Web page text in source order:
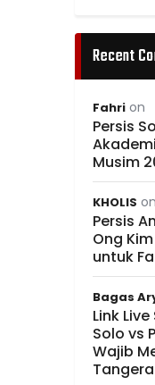
Recent
Fahri on
Persis
Musim
KHOLIS on
Persis
Ong
untuk
Bagas
Link
Solo vs
Wajib